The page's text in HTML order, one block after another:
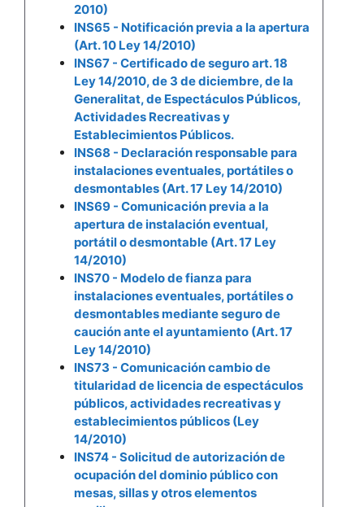
2010)
INS65 - Notificación previa a la apertura
(Art. 10 Ley 14/2010)
INS67 - Certificado de seguro art. 18
Ley 14/2010, de 3 de diciembre, de la
Generalitat, de Espectáculos Públicos,
Actividades Recreativas y
Establecimientos Públicos.
INS68 - Declaración responsable para
instalaciones eventuales, portátiles o
desmontables (Art. 17 Ley 14/2010)
INS69 - Comunicación previa a la
apertura de instalación eventual,
portátil o desmontable (Art. 17 Ley
14/2010)
INS70 - Modelo de fianza para
instalaciones eventuales, portátiles o
desmontables mediante seguro de
caución ante el ayuntamiento (Art. 17
Ley 14/2010)
INS73 - Comunicación cambio de
titularidad de licencia de espectáculos
públicos, actividades recreativas y
establecimientos públicos (Ley
14/2010)
INS74 - Solicitud de autorización de
ocupación del dominio público con
mesas, sillas y otros elementos